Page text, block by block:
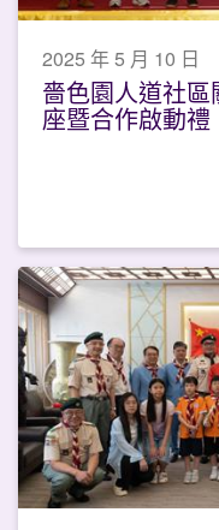
2025 年 5 月 10 日
嗇色園人道社
座暨合作啟動禮